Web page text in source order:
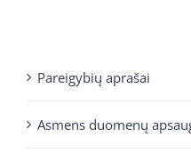
Pareigybių aprašai
Asmens duomenų